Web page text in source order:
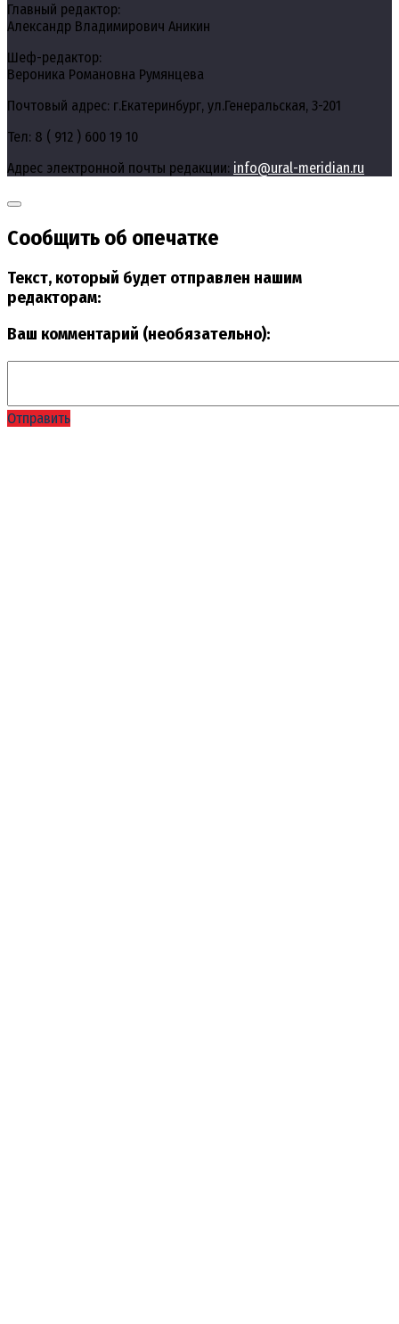
Главный редактор:
Александр Владимирович Аникин
Шеф-редактор:
Вероника Романовна Румянцева
Почтовый адрес: г.Екатеринбург, ул.Генеральская, 3-201
Тел: 8 ( 912 ) 600 19 10
Адрес электронной почты редакции: info@ural-meridian.ru
Сообщить об опечатке
Текст, который будет отправлен нашим
редакторам:
Ваш комментарий (необязательно):
Отправить